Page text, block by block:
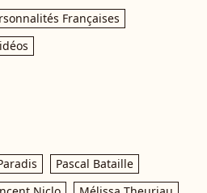
Françaises
Pascal Bataille